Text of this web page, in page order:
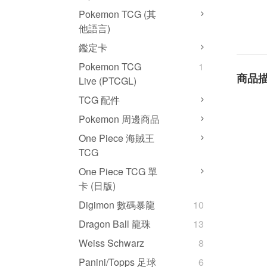
Pokemon TCG (其
他語言)
鑑定卡
Pokemon TCG
Live (PTCGL)
1
TCG 配件
Pokemon 周邊商品
One Piece 海賊王
TCG
One Piece TCG 單
卡 (日版)
Digimon 數碼暴龍
10
Dragon Ball 龍珠
13
Weiss Schwarz
8
Panini/Topps 足球
6
商品